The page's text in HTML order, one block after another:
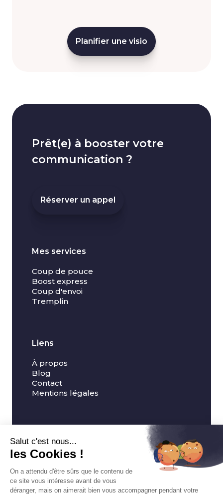
Planifier une visio
Prêt(e) à booster votre
communication ?
Réserver un appel
Mes services
Coup de pouce
Boost express
Coup d'envoi
Tremplin
Liens
À propos
Blog
Contact
Mentions légales
LinkedIn
©2026. Rachel Barat. Tous droits